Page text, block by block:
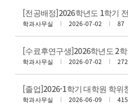
학과사무실 2026-07-02 87
학과사무실 2026-07-02 272
학과사무실 2026-06-09 415